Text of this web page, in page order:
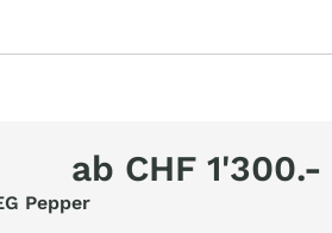
ab CHF
Pepper